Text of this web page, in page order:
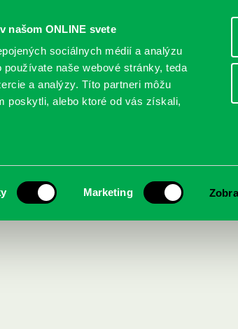
našom ONLINE svete
sociálnych médií a analýzu
naše webové stránky, teda
a analýzy. Títo partneri môžu
poskytli, alebo ktoré od vás získali,
Marketing
POBOČKY O KNIŽNICI